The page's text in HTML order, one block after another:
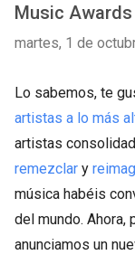
Music Awards
martes, 1 de
Lo sabemos, te
artistas a lo más
artistas
remezclar y
música habéis
del mundo. Ahora,
anunciamos un